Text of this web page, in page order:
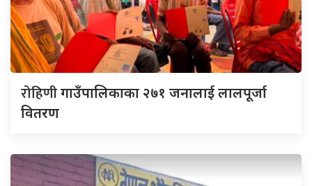
रोहिणीगाउँपालिकाका २७१ जनालाई लालपूर्जा
वितरण